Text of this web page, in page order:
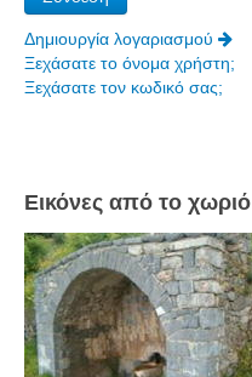
Δημιουργία λογαριασμού
Ξεχάσατε το όνομα χρήστη;
Ξεχάσατε τον κωδικό σας;
Εικόνες από το χωριό